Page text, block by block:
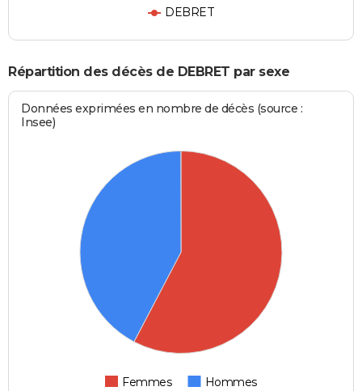
DEBRET
Répartition des décès de DEBRET par sexe
Données exprimées en nombre de décès (source :
Insee)
Femmes Hommes